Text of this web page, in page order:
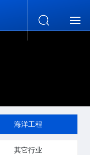
海洋工程
其它行业